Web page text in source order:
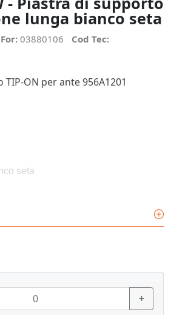
lunga bianco seta
03880106
Cod Tec:
ON per ante 956A1201
seta
+